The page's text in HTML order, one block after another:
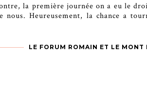
la première journée on a eu le
nous. Heureusement, la chance a
LE FORUM ROMAIN ET LE MONT